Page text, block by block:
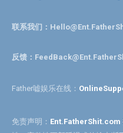
联系我们：
反馈：
Father嘘娱乐在线：
免责声明： Ent.FatherShit.com